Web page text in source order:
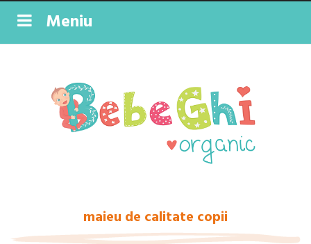
Meniu
maieu de calitate copii